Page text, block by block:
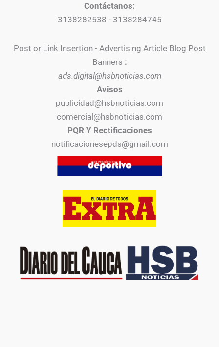
Contáctanos:
3138282538 - 3138284745
Post or Link Insertion - Advertising Article Blog Post
Banners :
ads.digital@hsbnoticias.com
Avisos
publicidad@hsbnoticias.com
comercial@hsbnoticias.com
PQR Y Rectificaciones
notificacionesepds@gmail.com